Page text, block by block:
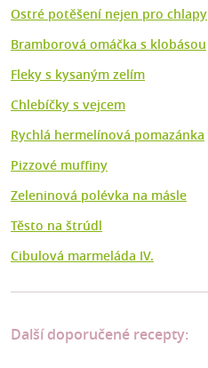
Ostré potěšení nejen pro chlapy
Bramborová omáčka s klobásou
Fleky s kysaným zelím
Chlebíčky s vejcem
Rychlá hermelínová pomazánka
Pizzové muffiny
Zeleninová polévka na másle
Těsto na štrúdl
Cibulová marmeláda IV.
Další doporučené recepty: